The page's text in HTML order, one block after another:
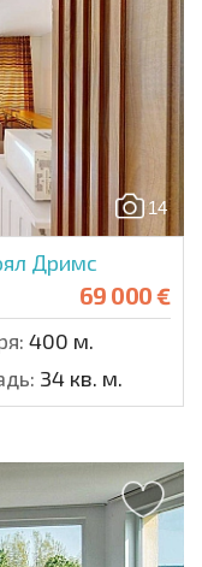
14
Дримс
69 000 €
400 м.
34 кв. м.